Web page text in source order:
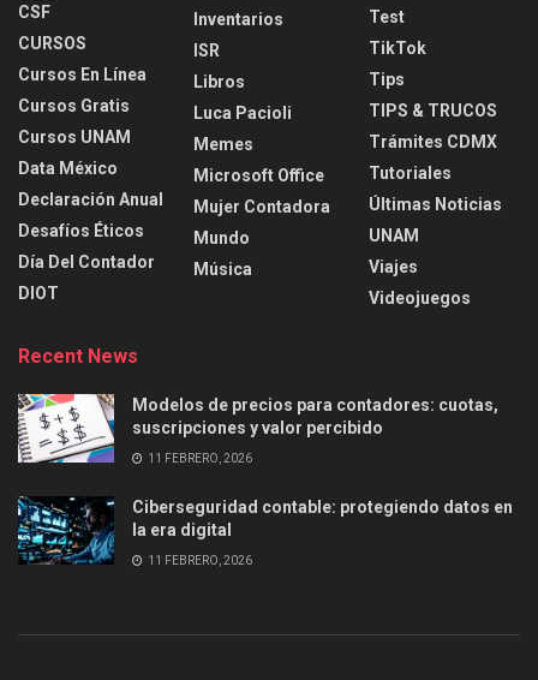
CSF
CURSOS
Cursos En Línea
Cursos Gratis
Cursos UNAM
Data México
Declaración Anual
Desafíos Éticos
Día Del Contador
DIOT
Inventarios
ISR
Libros
Luca Pacioli
Memes
Microsoft Office
Mujer Contadora
Mundo
Música
Test
TikTok
Tips
TIPS & TRUCOS
Trámites CDMX
Tutoriales
Últimas Noticias
UNAM
Viajes
Videojuegos
Recent News
Modelos de precios para contadores: cuotas,
suscripciones y valor percibido
11 FEBRERO, 2026
Ciberseguridad contable: protegiendo datos en
la era digital
11 FEBRERO, 2026